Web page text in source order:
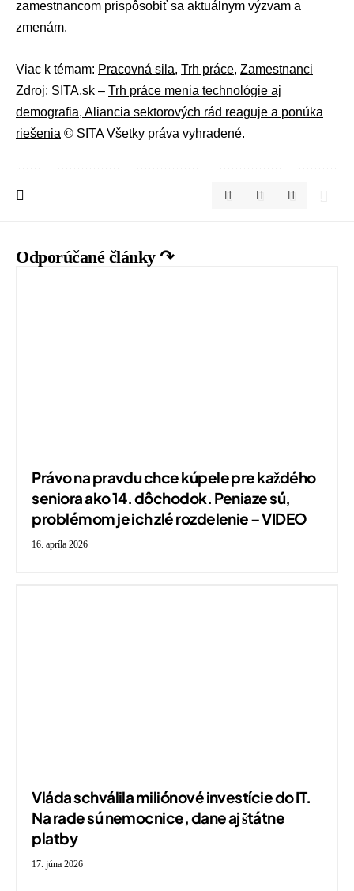
zamestnancom prispôsobiť sa aktuálnym výzvam a
zmenám.
Viac k témam: Pracovná sila, Trh práce, Zamestnanci
Zdroj: SITA.sk – Trh práce menia technológie aj
demografia, Aliancia sektorových rád reaguje a ponúka
riešenia © SITA Všetky práva vyhradené.
Odporúčané články ↷
Právo na pravdu chce kúpele pre každého
seniora ako 14. dôchodok. Peniaze sú,
problémom je ich zlé rozdelenie – VIDEO
16. apríla 2026
Vláda schválila miliónové investície do IT.
Na rade sú nemocnice, dane aj štátne
platby
17. júna 2026